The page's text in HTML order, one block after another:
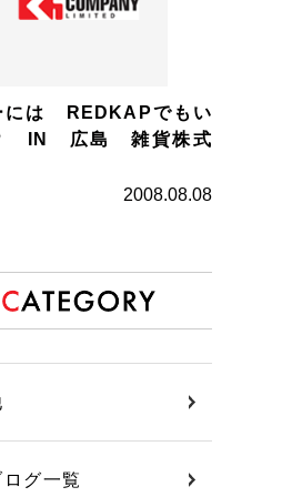
には REDKAPでもい
IN 広島 雑貨株式
2008.08.08
グ一覧